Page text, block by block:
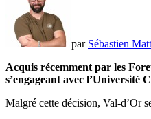
par Sébastien
Acquis récemment par les
s’engageant avec l’Université
Malgré cette décision, Val-d’Or